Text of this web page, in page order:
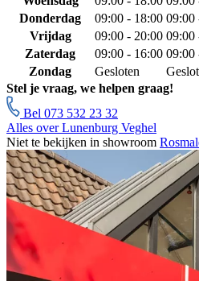
Donderdag
09:00 - 18:00 09:00
Vrijdag
09:00 - 20:00 09:00
Zaterdag
09:00 - 16:00 09:00
Zondag
Gesloten
Stel je vraag, we helpen graag!
Bel 073 532 23 32
Alles over Lunenburg Veghel
Niet te bekijken in showroom